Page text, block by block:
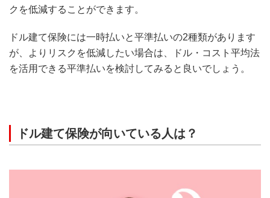
クを低減することができます。
ドル建て保険には一時払いと平準払いの2種類があります
が、よりリスクを低減したい場合は、ドル・コスト平均法
を活用できる平準払いを検討してみると良いでしょう。
ドル建て保険が向いている人は？